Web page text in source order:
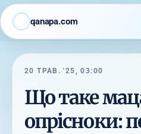
qanapa.com
20 ТРАВ. '25, 03:00
Що таке
опрісноки: